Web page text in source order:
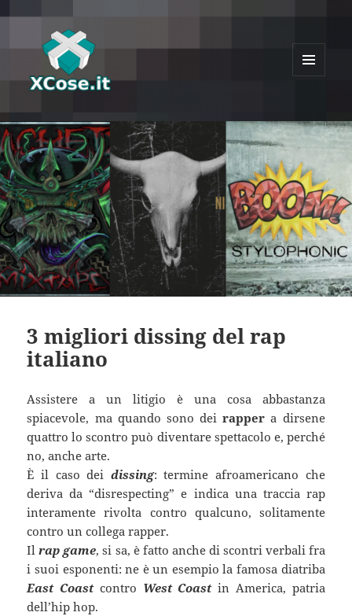
XCose
3 migliori dissing del rap
italiano
Assistere a un litigio è una cosa abbastanza
spiacevole, ma quando sono deirapper a dirsene
quattro lo scontro può diventare spettacolo e, perché
no, anche arte.
È il caso dei dissing: termine afroamericano che
deriva da “disrespecting” e indica una traccia rap
interamente rivolta contro qualcuno, solitamente
contro un collega rapper.
Ilrap game, si sa, è fatto anche di scontri verbali fra
i suoi esponenti: ne è un esempio la famosa diatriba
East Coastcontro West Coastin America, patria
dell’hip hop.